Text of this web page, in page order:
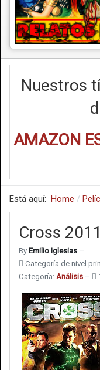
Nuestros
AMAZON
Está aquí: Home
Cross 2011
By Emilio Iglesias
Categoría de nivel
Categoría: Análisis